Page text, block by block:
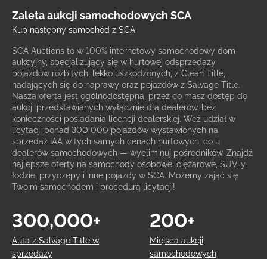
Zaleta aukcji samochodowych SCA
Kup następny samochód z SCA
SCA Auctions to w 100% internetowy samochodowy dom
aukcyjny, specjalizujący się w hurtowej odsprzedaży
pojazdów rozbitych, lekko uszkodzonych, z Clean Title,
nadających się do naprawy oraz pojazdów z Salvage Title.
Nasza oferta jest ogólnodostępna, przez co masz dostęp do
aukcji przedstawianych wyłącznie dla dealerów, bez
konieczności posiadania licencji dealerskiej. Weź udział w
licytacji ponad 300 000 pojazdów wystawionych na
sprzedaż IAA w tych samych cenach hurtowych, co u
dealerów samochodowych — wyeliminuj pośredników. Znajdź
najlepsze oferty na samochody osobowe, ciężarowe, SUV-y,
łodzie, przyczepy i inne pojazdy w SCA. Możemy zająć się
Twoim samochodem i procedurą licytacji!
Auta z Salvage Title w
sprzedaży
300,000+
Miejsca aukcji
samochodowych
200+